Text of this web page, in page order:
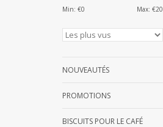
Min: €0 Max: €20
NOUVEAUTÉS
PROMOTIONS
BISCUITS POUR LE CAFÉ